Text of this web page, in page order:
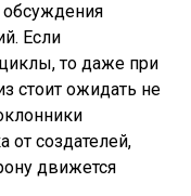
обсуждения
Если
то даже при
стоит ожидать не
создателей,
движется